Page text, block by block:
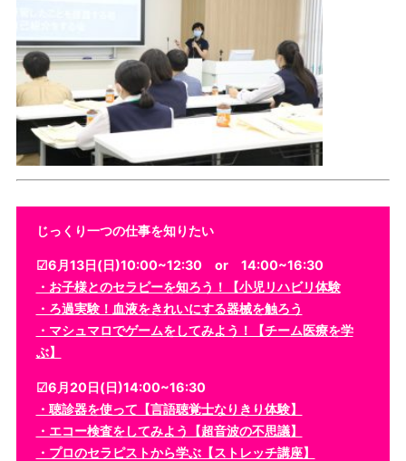
じっくり一つの仕事を知りたい
☑6月13日(日)10:00~12:30 or 14:00~16:30
・お子様とのセラピーを知ろう！【小児リハビリ体験
・ろ過実験！血液をきれいにする器械を触ろう
・マシュマロでゲームをしてみよう！【チーム医療を学
ぶ】
☑6月20日(日)14:00~16:30
・聴診器を使って【言語聴覚士なりきり体験】
・エコー検査をしてみよう【超音波の不思議】
・プロのセラピストから学ぶ【ストレッチ講座】